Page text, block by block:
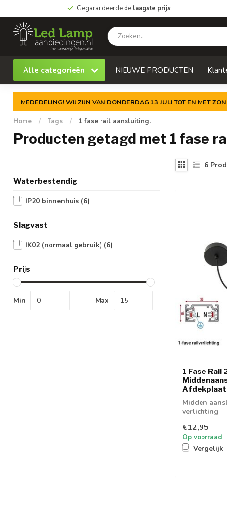
Gegarandeerde de laagste prijs
Alle categorieën NIEUWE PRODUCTEN
MEDEDELING! WIJ ZIJN VAN DONDERDAG 13 JULI TOT EN MET
Home / Tags / 1 fase rail aansluiting.
Producten getagd met 1 fase
Waterbestendig
IP20 binnenhuis (6)
Slagvast
IK02 (normaal gebruik) (6)
Prijs
Min Max
6
1 Fase Rail
Afdekplaat
Midden
verlichting
€12,95
Op voorraad
Vergelijk